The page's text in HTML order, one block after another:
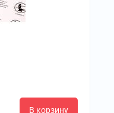
В корзину